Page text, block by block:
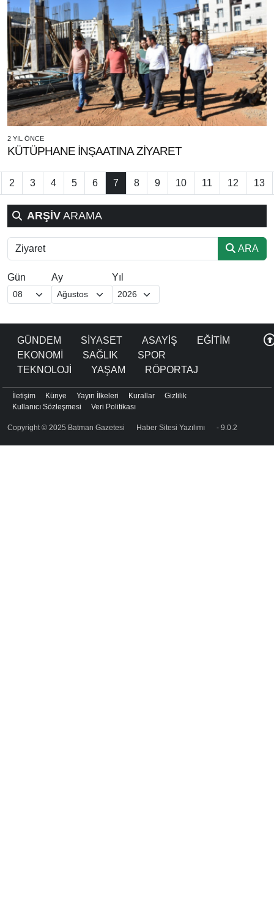
2 YIL ÖNCE
KÜTÜPHANE İNŞAATINA ZİYARET
2 3 4 5 6 7 8 9 10 11 12 13
ARŞİV ARAMA
ARA
Gün Ay Yıl
GÜNDEM SİYASET ASAYİŞ
EĞİTİM
EKONOMİ
SAĞLIK
SPOR
TEKNOLOJİ
YAŞAM RÖPORTAJ
Copyright © 2025 Batman Gazetesi Haber Sitesi Yazılımı - 9.0.2
İletişim Künye Yayın İlkeleri Kurallar
Gizlilik
Kullanıcı Sözleşmesi
Veri Politikası